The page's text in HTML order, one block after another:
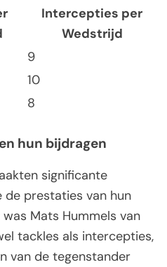
Intercepties per
Wedstrijd
9
10
8
hun bijdragen
significante
de prestaties van hun
Mats Hummels van
tackles als intercepties,
van de tegenstander